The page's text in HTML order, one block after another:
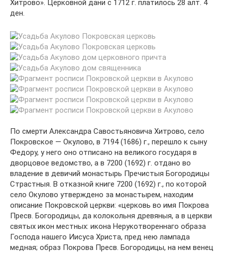
Хитрово». Церковной дани с 1712 г. платилось 28 алт. 4
ден.
По смерти Александра Савостьяновича Хитрово, село
Покровское — Окулово, в 7194 (1686) г., перешло к сыну
Федору, у него оно отписано на великого государя в
дворцовое ведомство, а в 7200 (1692) г. отдано во
владение в девичий монастырь Пречистыя Богородицы
Страстныя. В отказной книге 7200 (1692) г., по которой
село Окулово утверждено за монастырем, находим
описание Покровской церкви: «церковь во имя Покрова
Пресв. Богородицы, да колокольня древяныя, а в церкви
святых икон местных: икона Нерукотвореннаго образа
Господа нашего Иисуса Христа, пред нею лампада
медная; образ Покрова Пресв. Богородицы, на нем венец